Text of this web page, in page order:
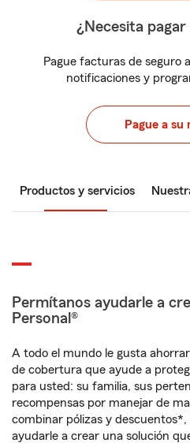
¿Necesita
Pague facturas de seguro
notificaciones y
Pague a su
Productos y servicios
Permítanos ayudarle a
Personal®
A todo el mundo le gusta
de cobertura que ayude a
para usted: su familia, sus
recompensas por manejar de
combinar pólizas y
ayudarle a crear una solución